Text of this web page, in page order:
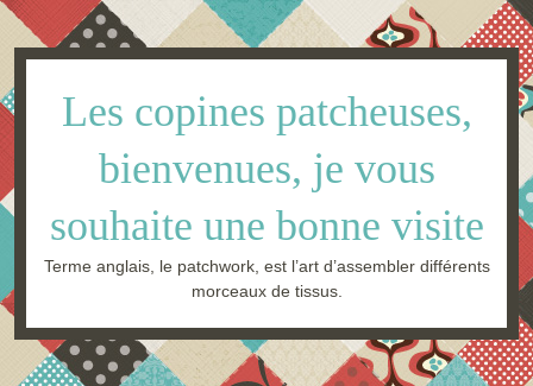
Les copines patcheuses,
bienvenues, je vous
souhaite une bonne visite
Terme anglais, le patchwork, est l’art d’assembler différents
morceaux de tissus.